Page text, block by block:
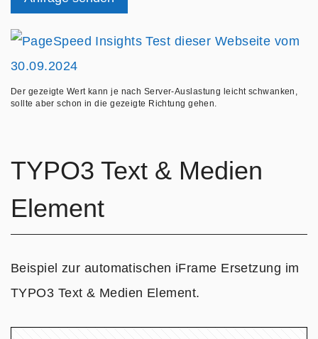
Der gezeigte Wert kann je nach Server-Auslastung leicht schwanken,
sollte aber schon in die gezeigte Richtung gehen.
TYPO3 Text & Medien
Element
Beispiel zur automatischen iFrame Ersetzung im
TYPO3 Text & Medien Element.